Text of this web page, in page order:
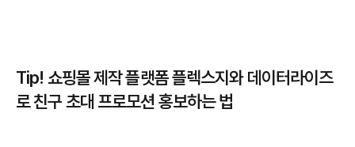
Tip! 쇼핑몰 제작 플랫폼 플렉스지와 데이터라이즈
로 친구 초대 프로모션 홍보하는 법